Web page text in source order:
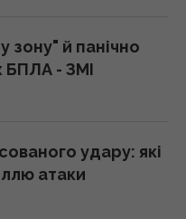
на місце
розкрила
Patriot у
зону" й панічно
БПЛА - ЗМІ
удару: які
атаки